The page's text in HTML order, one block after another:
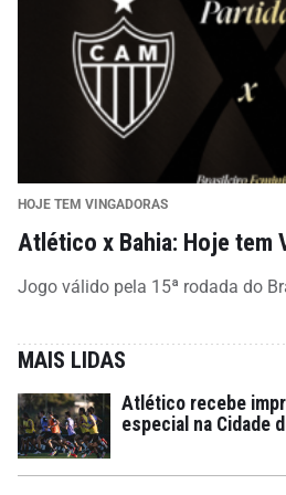
HOJE TEM VINGADORAS
Atlético x Bahia: Hoje tem
Jogo válido pela 15ª rodada do
MAIS LIDAS
Atlético recebe
especial na Cidade